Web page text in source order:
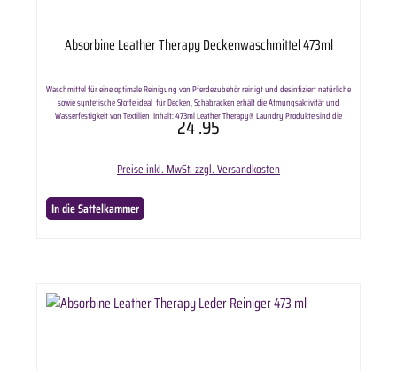
Absorbine Leather Therapy Deckenwaschmittel 473ml
Waschmittel für eine optimale Reinigung von Pferdezubehör reinigt und desinfiziert natürliche
sowie syntetische Stoffe ideal für Decken, Schabracken erhält die Atmungsaktivität und
Wasserfestigkeit von Textilien Inhalt: 473ml Leather Therapy® Laundry Produkte sind die
ersten Produkte die Ihnen die Reinigung und Pflege von Leder- und Lammfellartikeln in der
24.95
Preise inkl. MwSt. zzgl. Versandkosten
In die Sattelkammer